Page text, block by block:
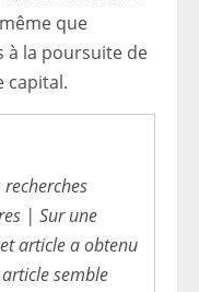
que
à la poursuite de
capital.
| Sur une
article a obtenu
semble